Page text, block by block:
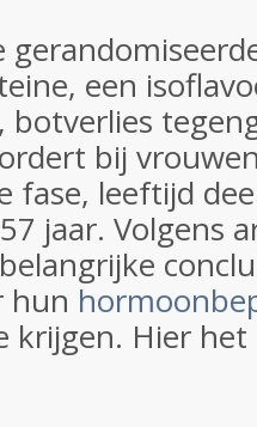
een
bij
fase, leeftijd
jaar. Volgens
hun
krijgen. Hier het